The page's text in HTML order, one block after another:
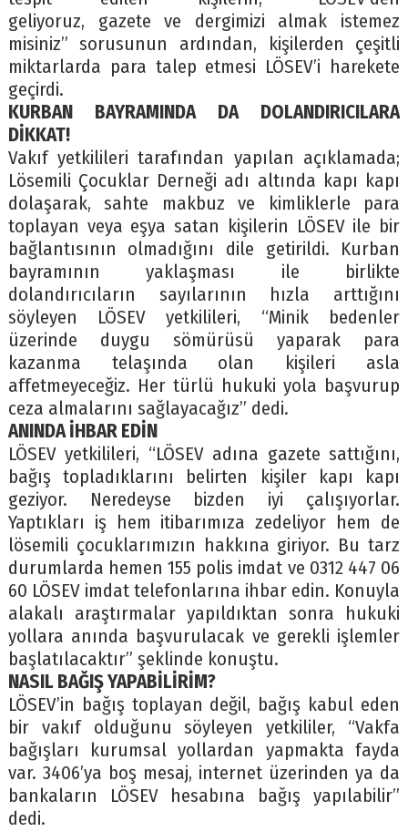
geliyoruz, gazete ve dergimizi almak istemez
misiniz” sorusunun ardından, kişilerden çeşitli
miktarlarda para talep etmesi LÖSEV’i harekete
geçirdi.
KURBAN BAYRAMINDA DA DOLANDIRICILARA
DİKKAT!
Vakıf yetkilileri tarafından yapılan açıklamada;
Lösemili Çocuklar Derneği adı altında kapı kapı
dolaşarak, sahte makbuz ve kimliklerle para
toplayan veya eşya satan kişilerin LÖSEV ile bir
bağlantısının olmadığını dile getirildi. Kurban
bayramının yaklaşması ile birlikte
dolandırıcıların sayılarının hızla arttığını
söyleyen LÖSEV yetkilileri, “Minik bedenler
üzerinde duygu sömürüsü yaparak para
kazanma telaşında olan kişileri asla
affetmeyeceğiz. Her türlü hukuki yola başvurup
ceza almalarını sağlayacağız” dedi.
ANINDA İHBAR EDİN
LÖSEV yetkilileri, “LÖSEV adına gazete sattığını,
bağış topladıklarını belirten kişiler kapı kapı
geziyor. Neredeyse bizden iyi çalışıyorlar.
Yaptıkları iş hem itibarımıza zedeliyor hem de
lösemili çocuklarımızın hakkına giriyor. Bu tarz
durumlarda hemen 155 polis imdat ve 0312 447 06
60 LÖSEV imdat telefonlarına ihbar edin. Konuyla
alakalı araştırmalar yapıldıktan sonra hukuki
yollara anında başvurulacak ve gerekli işlemler
başlatılacaktır” şeklinde konuştu.
NASIL BAĞIŞ YAPABİLİRİM?
LÖSEV’in bağış toplayan değil, bağış kabul eden
bir vakıf olduğunu söyleyen yetkililer, “Vakfa
bağışları kurumsal yollardan yapmakta fayda
var. 3406’ya boş mesaj, internet üzerinden ya da
bankaların LÖSEV hesabına bağış yapılabilir”
dedi.